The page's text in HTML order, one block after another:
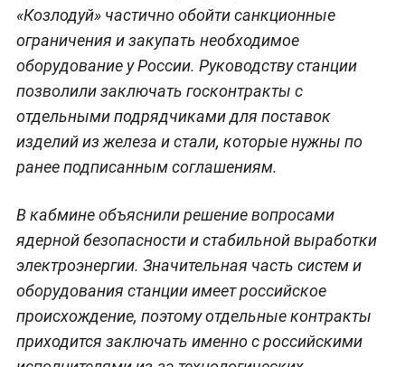
«Козлодуй» частично обойти санкционные
ограничения и закупать необходимое
оборудование у России. Руководству станции
позволили заключать госконтракты с
отдельными подрядчиками для поставок
изделий из железа и стали, которые нужны по
ранее подписанным соглашениям.
В кабмине объяснили решение вопросами
ядерной безопасности и стабильной выработки
электроэнергии. Значительная часть систем и
оборудования станции имеет российское
происхождение, поэтому отдельные контракты
приходится заключать именно с российскими